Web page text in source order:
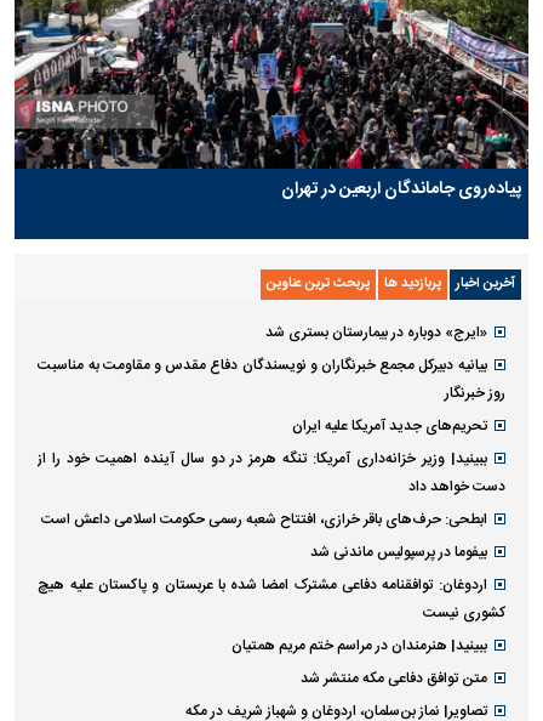
پیاده‌روی جاماندگان اربعین در تهران
آخرین اخبار پربازدید ها پربحث ترین عناوین
«ایرج» دوباره در بیمارستان بستری شد
بیانیه دبیرکل مجمع خبرنگاران و نویسندگان دفاع مقدس و مقاومت به مناسبت
روز خبرنگار
تحریم‌های جدید آمریکا علیه ایران
ببینید| وزیر خزانه‌داری آمریکا: تنگه هرمز در دو سال آینده اهمیت خود را از
دست خواهد داد
ابطحی: حرف‌های باقر خرازی، افتتاح شعبه رسمی حکومت اسلامی داعش است
بیفوما در پرسپولیس ماندنی شد
اردوغان: توافقنامه دفاعی مشترک امضا شده با عربستان و پاکستان علیه هیچ
کشوری نیست
ببینید| هنرمندان در مراسم ختم مریم همتیان
متن توافق دفاعی مکه منتشر شد
تصاویر| نماز بن‌سلمان، اردوغان و شهباز شریف در مکه